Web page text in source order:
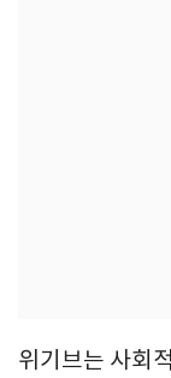
위기브는 사회